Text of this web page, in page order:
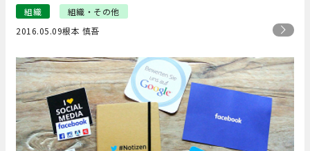
組織
組織・その他
2016.05.09根本 慎吾